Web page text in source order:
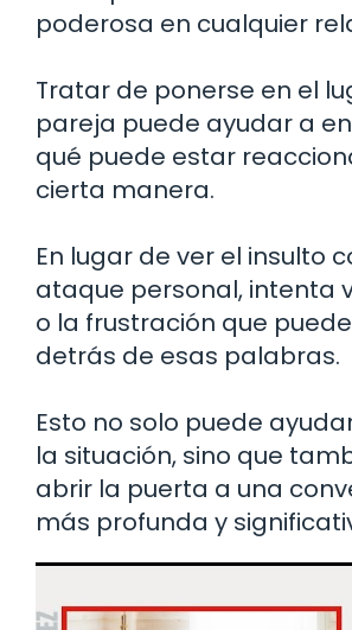
poderosa en cualquier
Tratar de ponerse en el
pareja puede ayudar a
qué puede estar
cierta manera.
En lugar de ver el insulto
ataque personal, intenta
o la frustración que
detrás de esas palabras.
Esto no solo puede
la situación, sino que
abrir la puerta a una
más profunda y